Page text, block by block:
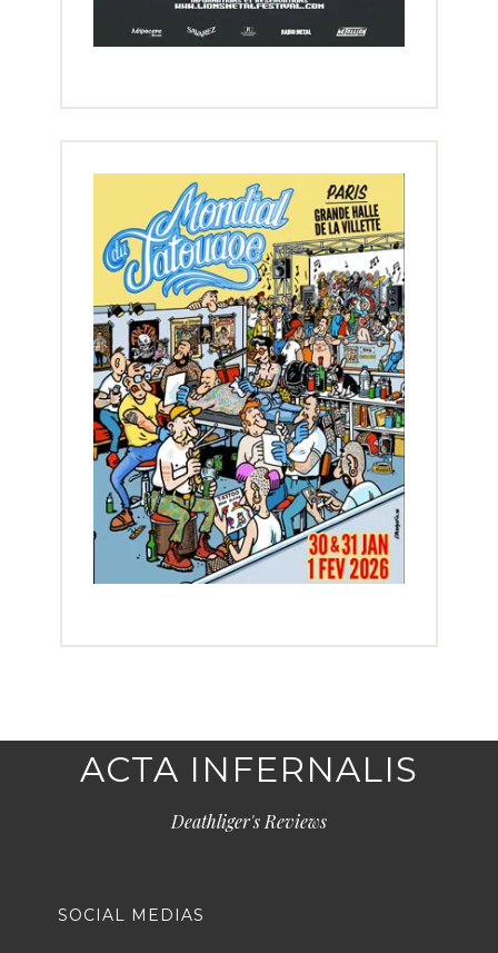
ACTA INFERNALIS
Deathliger's Reviews
SOCIAL MEDIAS